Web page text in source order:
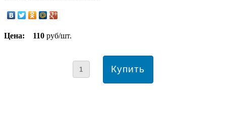
Цена: 110 руб/шт.